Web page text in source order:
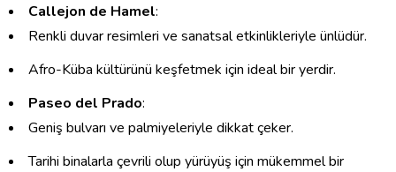
Callejon de Hamel:
Renkli duvar resimleri ve sanatsal etkinlikleriyle ünlüdür.
Afro-Küba kültürünü keşfetmek için ideal bir yerdir.
Paseo del Prado:
Geniş bulvarı ve palmiyeleriyle dikkat çeker.
Tarihi binalarla çevrili olup yürüyüş için mükemmel bir